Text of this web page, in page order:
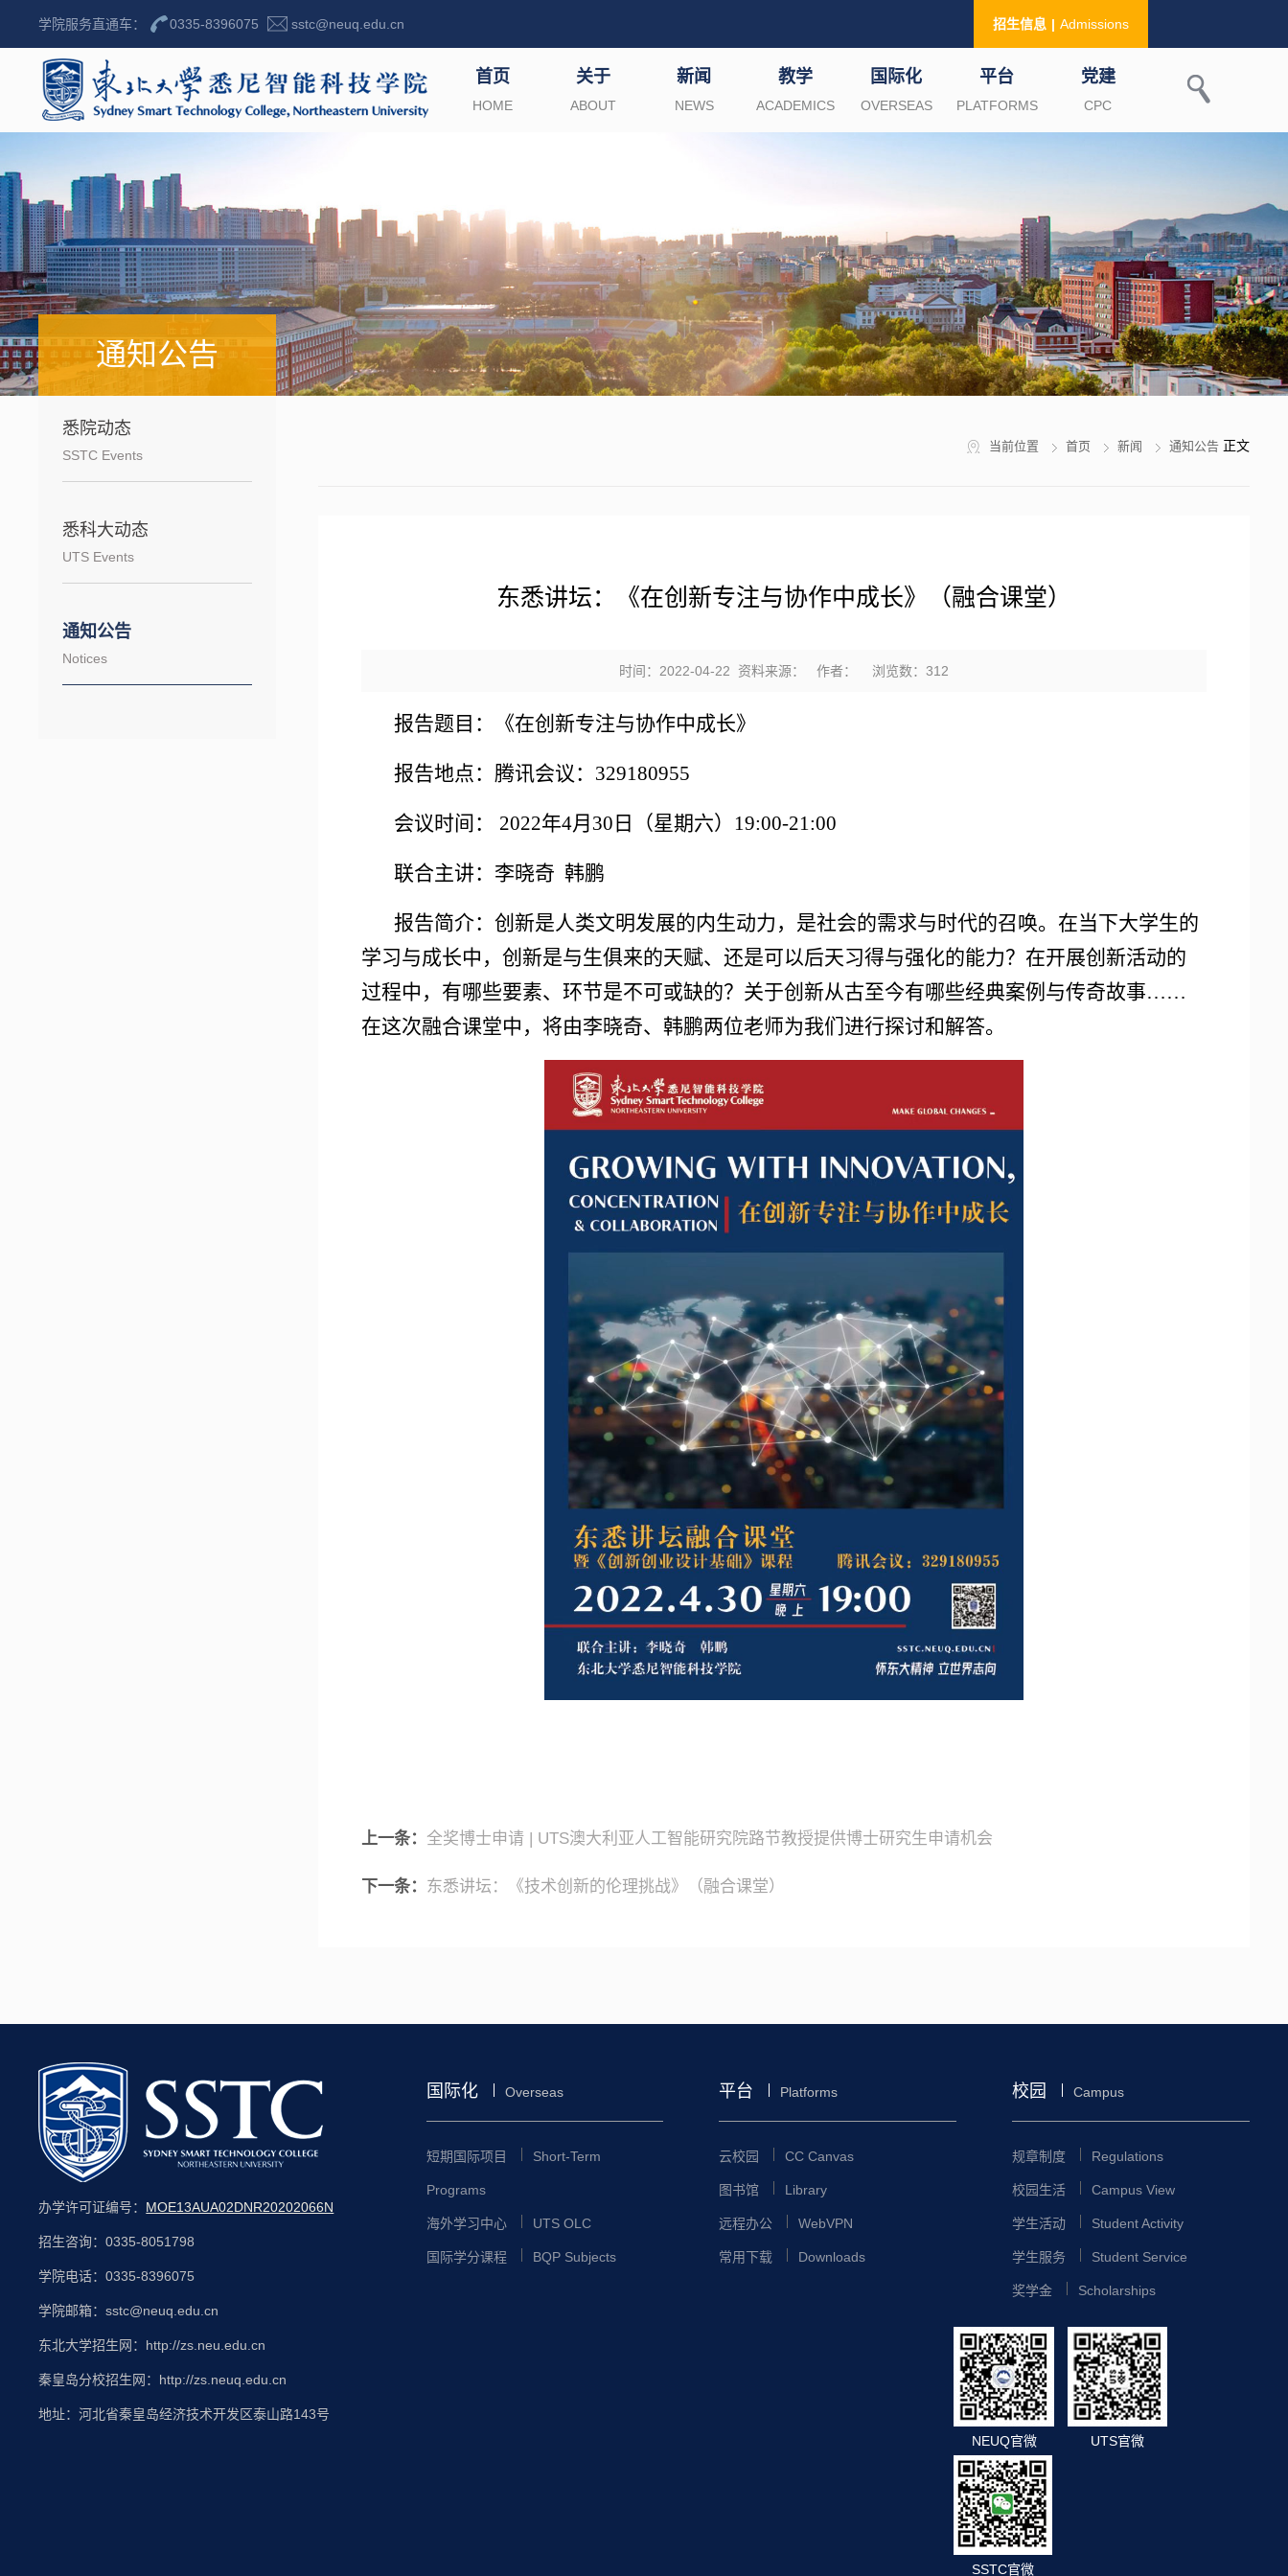
学院服务直通车： 0335-8396075 sstc@neuq.edu.cn 招生信息 | Admissions
首页
HOME
关于
ABOUT
新闻
NEWS
教学
ACADEMICS
国际化
OVERSEAS
平台
PLATFORMS
党建
CPC
通知公告
悉院动态
SSTC Events
悉科大动态
UTS Events
通知公告
Notices
当前位置 首页 新闻 通知公告正文
东悉讲坛：《在创新专注与协作中成长》（融合课堂）
时间：2022-04-22 资料来源： 作者： 浏览数： 312
报告题目：《在创新专注与协作中成长》
报告地点：腾讯会议：329180955
会议时间： 2022年4月30日（星期六）19:00-21:00
联合主讲：李晓奇 韩鹏
报告简介：创新是人类文明发展的内生动力，是社会的需求与时代的召唤。在当下大学生的
学习与成长中，创新是与生俱来的天赋、还是可以后天习得与强化的能力？在开展创新活动的
过程中，有哪些要素、环节是不可或缺的？关于创新从古至今有哪些经典案例与传奇故事……
在这次融合课堂中，将由李晓奇、韩鹏两位老师为我们进行探讨和解答。
上一条： 全奖博士申请 | UTS澳大利亚人工智能研究院路节教授提供博士研究生申请机会
下一条： 东悉讲坛：《技术创新的伦理挑战》（融合课堂）
办学许可证编号： MOE13AUA02DNR20202066N
招生咨询：0335-8051798
学院电话：0335-8396075
学院邮箱：sstc@neuq.edu.cn
东北大学招生网：http://zs.neu.edu.cn
秦皇岛分校招生网：http://zs.neuq.edu.cn
地址：河北省秦皇岛经济技术开发区泰山路143号
国际化 Overseas
短期国际项目 Short-Term
Programs
海外学习中心 UTS OLC
国际学分课程 BQP Subjects
平台 Platforms
云校园 CC Canvas
图书馆 Library
远程办公 WebVPN
常用下载 Downloads
校园 Campus
规章制度 Regulations
校园生活 Campus View
学生活动 Student Activity
学生服务 Student Service
奖学金 Scholarships
NEUQ官微 UTS官微
SSTC官微